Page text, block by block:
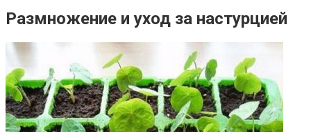
Размножение и уход за настурцией